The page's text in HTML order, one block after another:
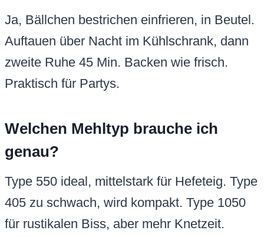
Ja, Bällchen bestrichen einfrieren, in Beutel.
Auftauen über Nacht im Kühlschrank, dann
zweite Ruhe 45 Min. Backen wie frisch.
Praktisch für Partys.
Welchen Mehltyp brauche ich
genau?
Type 550 ideal, mittelstark für Hefeteig. Type
405 zu schwach, wird kompakt. Type 1050
für rustikalen Biss, aber mehr Knetzeit.